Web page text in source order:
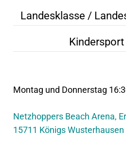
Landesklasse /
Montag und Donnerstag
Netzhoppers Beach Arena,
15711 Königs Wusterhausen